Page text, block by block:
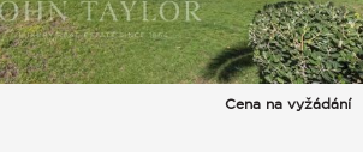
Cena na vyžádání